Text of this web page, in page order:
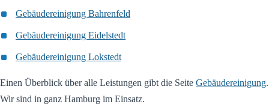
Gebäudereinigung Bahrenfeld
Gebäudereinigung Eidelstedt
Gebäudereinigung Lokstedt
Einen Überblick über alle Leistungen gibt die Seite Gebäudereinigung.
Wir sind in ganz Hamburg im Einsatz.